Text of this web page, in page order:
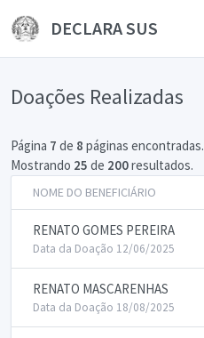
DECLARA SUS
Doações Realizadas
Página 7 de 8 páginas encontradas.
Mostrando 25 de 200resultados.
NOME DO BENEFICIÁRIO
RENATO GOMES PEREIRA
Data da Doação 12/06/2025
RENATO MASCARENHAS
Data da Doação 18/08/2025